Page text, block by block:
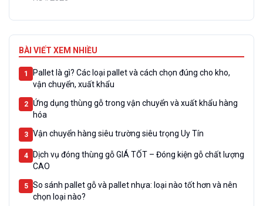
trọng
BÀI VIẾT XEM NHIỀU
1
Pallet là gì? Các loại pallet và cách chọn đúng cho kho,
vận chuyển, xuất khẩu
2
Ứng dụng thùng gỗ trong vận chuyển và xuất khẩu hàng
hóa
3 Vận chuyển hàng siêu trường siêu trọng Uy Tín
4
Dịch vụ đóng thùng gỗ GIÁ TỐT – Đóng kiện gỗ chất lượng
CAO
5
So sánh pallet gỗ và pallet nhựa: loại nào tốt hơn và nên
chọn loại nào?